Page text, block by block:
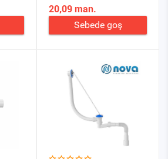
20,09 man.
Sebede goş